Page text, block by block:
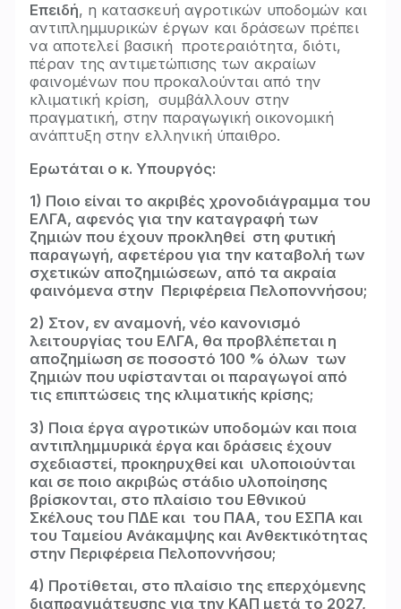
Επειδή, η κατασκευή αγροτικών υποδομών και
αντιπλημμυρικών έργων και δράσεων πρέπει
να αποτελεί βασική προτεραιότητα, διότι,
πέραν της αντιμετώπισης των ακραίων
φαινομένων που προκαλούνται από την
κλιματική κρίση, συμβάλλουν στην
πραγματική, στην παραγωγική οικονομική
ανάπτυξη στην ελληνική ύπαιθρο.
Ερωτάται ο κ. Υπουργός:
1) Ποιο είναι το ακριβές χρονοδιάγραμμα του
ΕΛΓΑ, αφενός για την καταγραφή των
ζημιών που έχουν προκληθεί στη φυτική
παραγωγή, αφετέρου για την καταβολή των
σχετικών αποζημιώσεων, από τα ακραία
φαινόμενα στην Περιφέρεια Πελοποννήσου;
2) Στον, εν αναμονή, νέο κανονισμό
λειτουργίας του ΕΛΓΑ, θα προβλέπεται η
αποζημίωση σε ποσοστό 100 % όλων των
ζημιών που υφίστανται οι παραγωγοί από
τις επιπτώσεις της κλιματικής κρίσης;
3) Ποια έργα αγροτικών υποδομών και ποια
αντιπλημμυρικά έργα και δράσεις έχουν
σχεδιαστεί, προκηρυχθεί και υλοποιούνται
και σε ποιο ακριβώς στάδιο υλοποίησης
βρίσκονται, στο πλαίσιο του Εθνικού
Σκέλους του ΠΔΕ και του ΠΑΑ, του ΕΣΠΑ και
του Ταμείου Ανάκαμψης και Ανθεκτικότητας
στην Περιφέρεια Πελοποννήσου;
4) Προτίθεται, στο πλαίσιο της επερχόμενης
διαπραγμάτευσης για την ΚΑΠ μετά το 2027,